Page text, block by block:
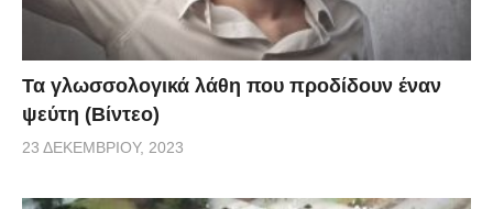
Τα γλωσσολογικά λάθη που προδίδουν έναν
ψεύτη (Βίντεο)
23 ΔΕΚΕΜΒΡΊΟΥ, 2023